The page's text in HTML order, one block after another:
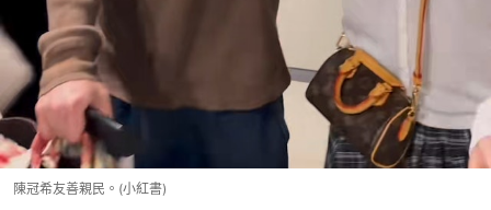
陳冠希友善親民。(小紅書)